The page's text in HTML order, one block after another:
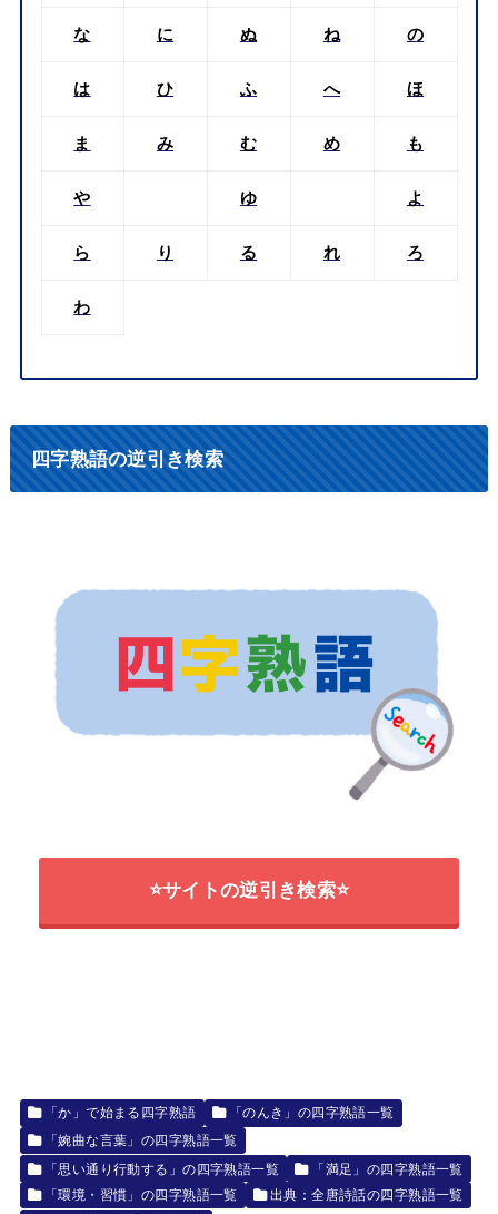
な に ぬ ね の
は ひ ふ へ ほ
ま み む め も
や ゆ よ
ら り る れ ろ
わ
四字熟語の逆引き検索
⭐サイトの逆引き検索⭐
「か」で始まる四字熟語
「のんき」の四字熟語一覧
「婉曲な言葉」の四字熟語一覧
「思い通り行動する」の四字熟語一覧
「満足」の四字熟語一覧
「環境・習慣」の四字熟語一覧
出典：全唐詩話の四字熟語一覧